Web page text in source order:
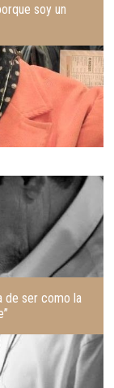
soy un
de ser como la